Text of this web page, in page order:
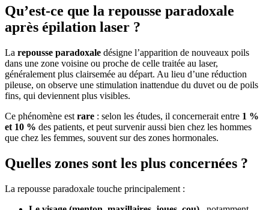
Qu’est-ce que la repousse paradoxale
après épilation laser ?
La repousse paradoxale désigne l’apparition de nouveaux poils
dans une zone voisine ou proche de celle traitée au laser,
généralement plus clairsemée au départ. Au lieu d’une réduction
pileuse, on observe une stimulation inattendue du duvet ou de poils
fins, qui deviennent plus visibles.
Ce phénomène est rare : selon les études, il concernerait entre 1 %
et 10 % des patients, et peut survenir aussi bien chez les hommes
que chez les femmes, souvent sur des zones hormonales.
Quelles zones sont les plus concernées ?
La repousse paradoxale touche principalement :